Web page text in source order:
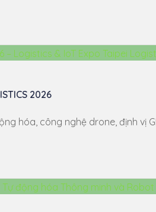
2026
hóa, công nghệ drone, định vị